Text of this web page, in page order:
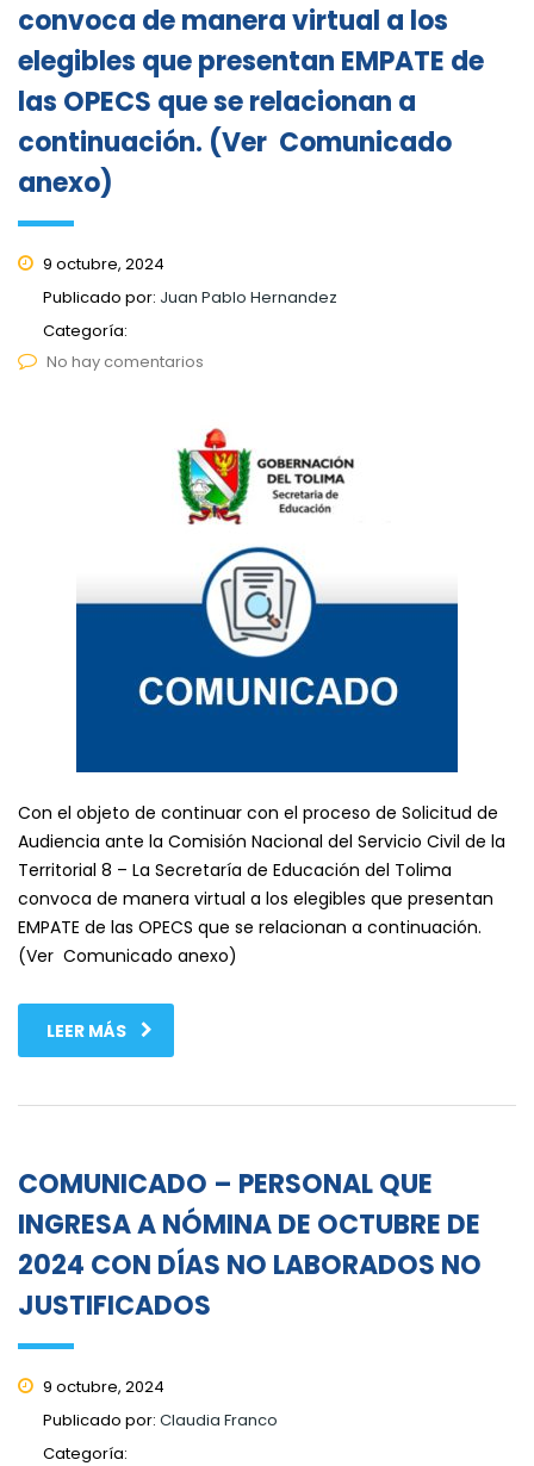
convoca de manera virtual a los
elegibles que presentan EMPATE de
las OPECS que se relacionan a
continuación. (Ver Comunicado
anexo)
9 octubre, 2024
Publicado por: Juan Pablo Hernandez
Categoría:
No hay comentarios
Con el objeto de continuar con el proceso de Solicitud de
Audiencia ante la Comisión Nacional del Servicio Civil de la
Territorial 8 – La Secretaría de Educación del Tolima
convoca de manera virtual a los elegibles que presentan
EMPATE de las OPECS que se relacionan a continuación.
(Ver Comunicado anexo)
LEER MÁS
COMUNICADO – PERSONAL QUE
INGRESA A NÓMINA DE OCTUBRE DE
2024 CON DÍAS NO LABORADOS NO
JUSTIFICADOS
9 octubre, 2024
Publicado por: Claudia Franco
Categoría: